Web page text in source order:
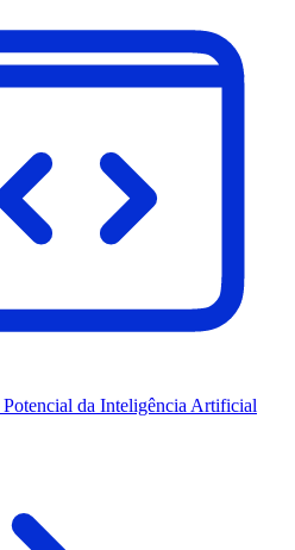
da Inteligência Artificial